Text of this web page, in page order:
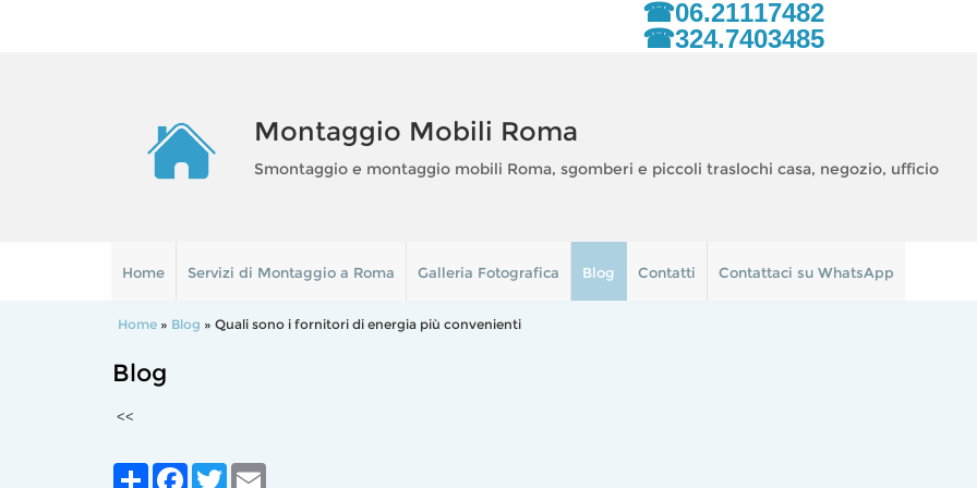
☎06.21117482
☎324.7403485
Montaggio Mobili Roma
Smontaggio e montaggio mobili Roma, sgomberi e piccoli traslochi casa, negozio, ufficio
Home Servizi di Montaggio a Roma Galleria Fotografica Blog Contatti Contattaci su WhatsApp
Home » Blog » Quali sono i fornitori di energia più convenienti
Blog
<<
Share FacebookTwitter